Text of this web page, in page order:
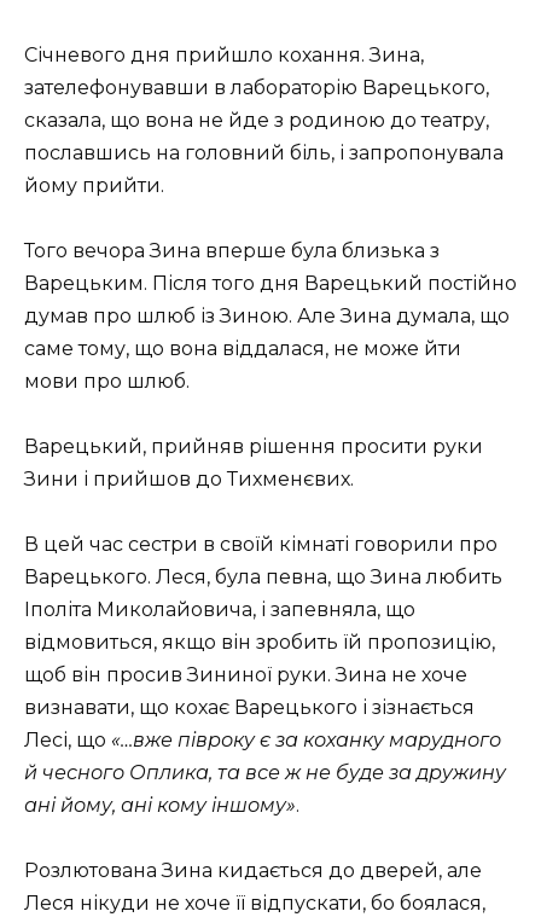
Січневого дня прийшло кохання. Зина,
зателефонувавши в лабораторію Варецького,
сказала, що вона не йде з родиною до театру,
пославшись на головний біль, і запропонувала
йому прийти.
Того вечора Зина вперше була близька з
Варецьким. Після того дня Варецький постійно
думав про шлюб із Зиною. Але Зина думала, що
саме тому, що вона віддалася, не може йти
мови про шлюб.
Варецький, прийняв рішення просити руки
Зини і прийшов до Тихменєвих.
В цей час сестри в своїй кімнаті говорили про
Варецького. Леся, була певна, що Зина любить
Іполіта Миколайовича, і запевняла, що
відмовиться, якщо він зробить їй пропозицію,
щоб він просив Зининої руки. Зина не хоче
визнавати, що кохає Варецького і зізнається
Лесі, що «…вже півроку є за коханку марудного
й чесного Оплика, та все ж не буде за дружину
ані йому, ані кому іншому».
Розлютована Зина кидається до дверей, але
Леся нікуди не хоче її відпускати, бо боялася,